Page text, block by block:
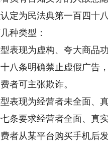
定为民法典第一百四十
种类型：
现为虚构、夸大商品
八条明确禁止虚假广告
者可主张欺诈。
现为经营者未全面、
条要求经营者全面、真
者从某平台购买手机后